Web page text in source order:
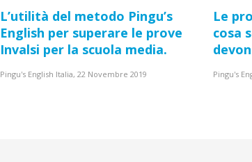
L’utilità del metodo Pingu’s
English per superare le prove
Invalsi per la scuola media.
Pingu's English Italia, 22 Novembre 2019
Le
cosa
Pingu's